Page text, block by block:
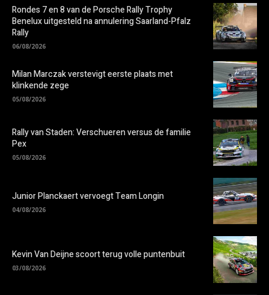
Rondes 7 en 8 van de Porsche Rally Trophy
Benelux uitgesteld na annulering Saarland-Pfalz
Rally
06/08/2026
Milan Marczak verstevigt eerste plaats met
klinkende zege
05/08/2026
Rally van Staden: Verschueren versus de familie
Pex
05/08/2026
Junior Planckaert vervoegt Team Longin
04/08/2026
Kevin Van Deijne scoort terug volle puntenbuit
03/08/2026